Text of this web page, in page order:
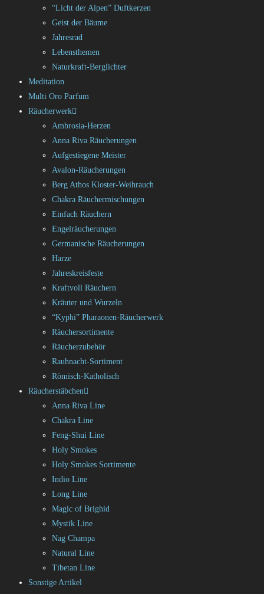
“Licht der Alpen” Duftkerzen
Geist der Bäume
Jahresrad
Lebensthemen
Naturkraft-Berglichter
Meditation
Multi Oro Parfum
Räucherwerk
Ambrosia-Herzen
Anna Riva Räucherungen
Aufgestiegene Meister
Avalon-Räucherungen
Berg Athos Kloster-Weihrauch
Chakra Räuchermischungen
Einfach Räuchern
Engelräucherungen
Germanische Räucherungen
Harze
Jahreskreisfeste
Kraftvoll Räuchern
Kräuter und Wurzeln
“Kyphi” Pharaonen-Räucherwerk
Räuchersortimente
Räucherzubehör
Rauhnacht-Sortiment
Römisch-Katholisch
Räucherstäbchen
Anna Riva Line
Chakra Line
Feng-Shui Line
Holy Smokes
Holy Smokes Sortimente
Indio Line
Long Line
Magic of Brighid
Mystik Line
Nag Champa
Natural Line
Tibetan Line
Sonstige Artikel